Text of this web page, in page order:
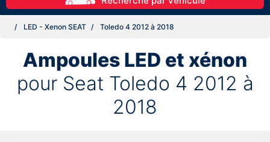
LED - Xenon SEAT Toledo 4 2012 à 2018
Ampoules LED et xénon
pour Seat Toledo 4 2012 à
2018